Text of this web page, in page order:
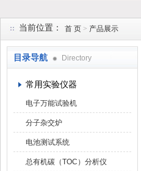
当前位置： 首 页 > 产品展示
目录导航 Directory
常用实验仪器
电子万能试验机
分子杂交炉
电池测试系统
总有机碳（TOC）分析仪